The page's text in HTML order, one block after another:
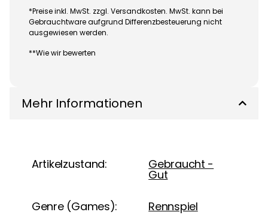
*Preise inkl. MwSt. zzgl. Versandkosten. MwSt. kann bei
Gebrauchtware aufgrund Differenzbesteuerung nicht
ausgewiesen werden.
**Wie wir bewerten
Mehr Informationen
Artikelzustand: Gebraucht -
Gut
Genre (Games): Rennspiel